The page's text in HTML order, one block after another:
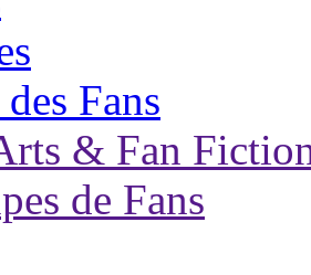
Fans
& Fan
de Fans